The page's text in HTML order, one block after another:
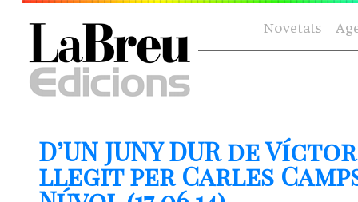
Novetats
D’UN JUNY DUR de
llegit per Carles